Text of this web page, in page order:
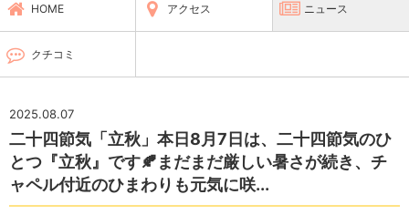
HOME アクセス ニュース
クチコミ
2025.08.07
二十四節気「立秋」本日8月7日は、二十四節気のひ
とつ『立秋』です🍂まだまだ厳しい暑さが続き、チ
ャペル付近のひまわりも元気に咲...